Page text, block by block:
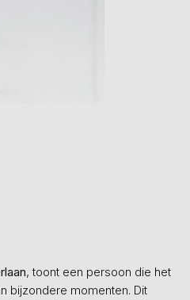
, toont een persoon die het
bijzondere momenten. Dit